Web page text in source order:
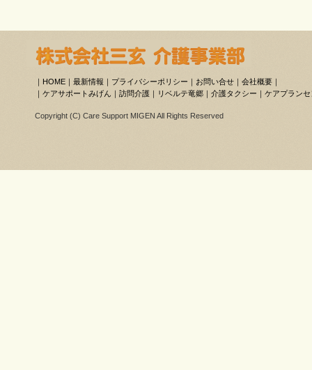
｜ HOME ｜ 最新情報 ｜ プライバシーポリシー ｜ お問い合せ ｜ 会社概要 ｜
｜ ケアサポートみげん ｜ 訪問介護 ｜ リベルテ竜郷 ｜ 介護タクシー ｜ ケアプラン
Copyright (C) Care Support MIGEN All Rights Reserved